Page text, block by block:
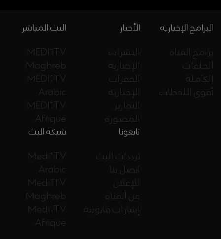
البث المباشر
MEDI1TV
Maghreb
MEDI1TV
Arabic
MEDI1TV
Afrique
الأخبار
النشرات
الإخبارية
الفقرات
الإخبارية
التقارير
المصورة
البرامج الإخبارية
برامج القناة
الحلقات
الكاملة
أقوى اللحظات
شبكة البث
Medi1TV
Arabic
Medi1TV
Maghreb
Medi1TV
Afrique
تابعونا
ترددات البث
اتصل بنا
للإعلان
عن القناة
إشارات قانونية